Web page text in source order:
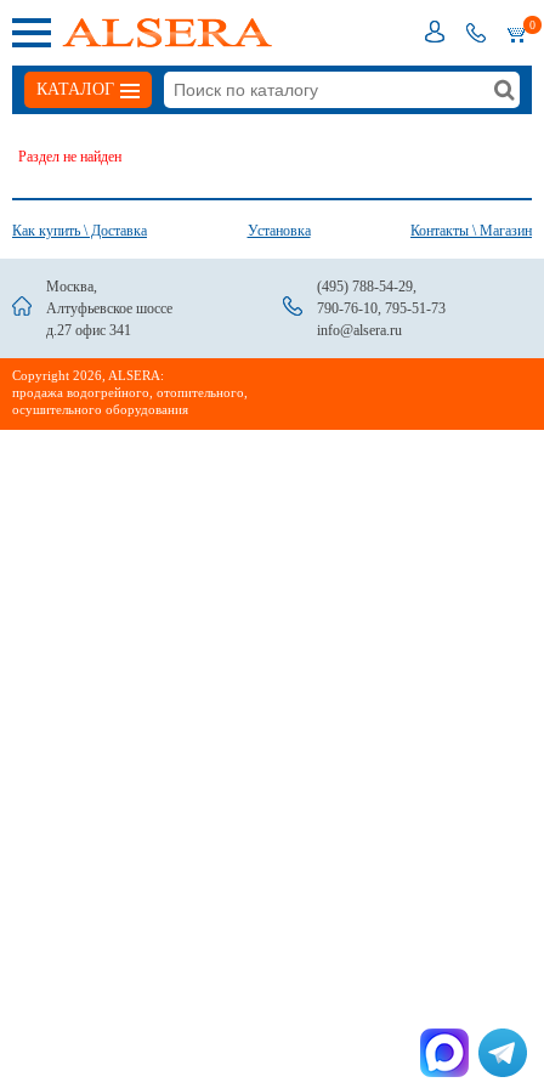
0
КАТАЛОГ
Раздел не найден
Как купить \ Доставка Установка Контакты \ Магазин
Москва,
Алтуфьевское шоссе
д.27 офис 341
(495) 788-54-29,
790-76-10, 795-51-73
info@alsera.ru
Сopyright 2026, ALSERA:
продажа водогрейного, отопительного,
осушительного оборудования